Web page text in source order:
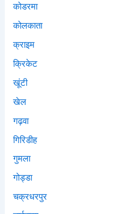
कोडरमा
कोलकाता
क्राइम
क्रिकेट
खूंटी
खेल
गढ़वा
गिरिडीह
गुमला
गोड्डा
चक्रधरपुर